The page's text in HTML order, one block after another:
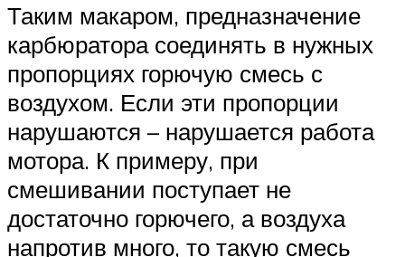
Таким макаром, предназначение
карбюратора соединять в нужных
пропорциях горючую смесь с
воздухом. Если эти пропорции
нарушаются – нарушается работа
мотора. К примеру, при
смешивании поступает не
достаточно горючего, а воздуха
напротив много, то такую смесь